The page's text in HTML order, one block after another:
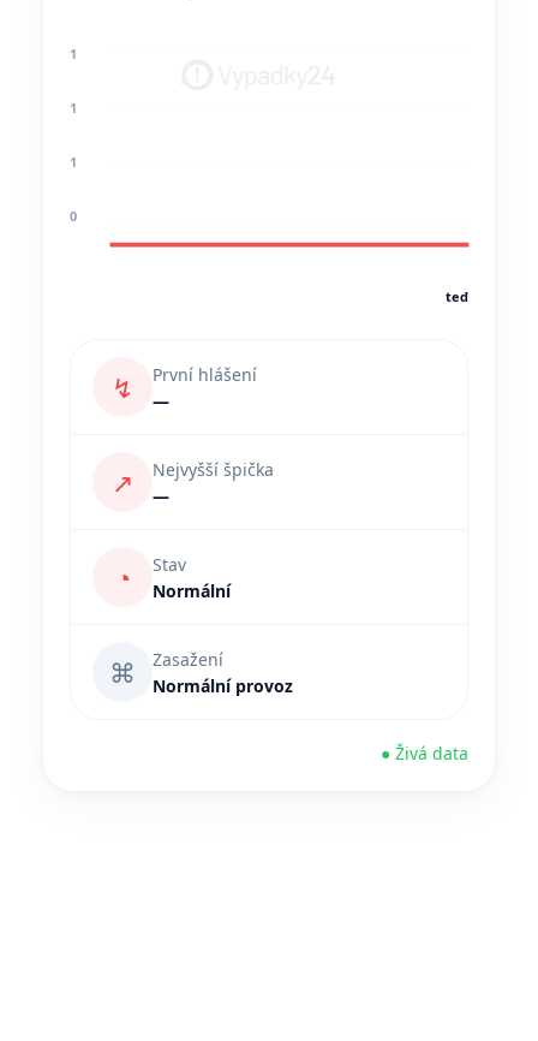
1
1
1
0
teď
↯
První hlášení
—
↗
Nejvyšší špička
—
◔
Stav
Normální
⌘
Zasažení
Normální provoz
● Živá data